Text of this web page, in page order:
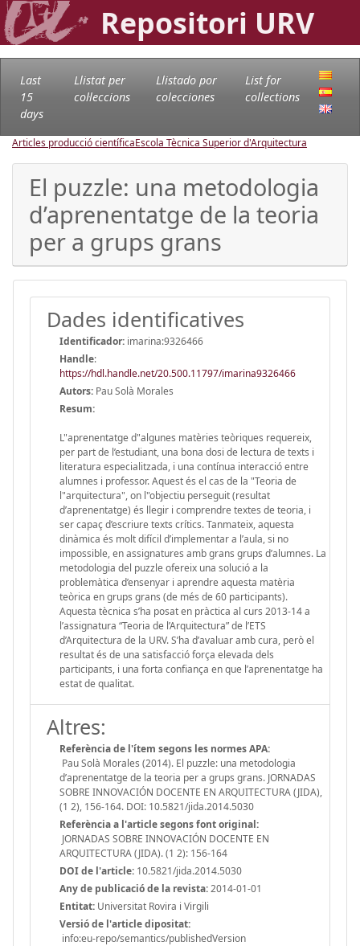
Repositori URV
Last
15
days
Llistat per
col·leccions
Llistado por
colecciones
List for
collections
Articles producció científicaEscola Tècnica Superior d'Arquitectura
El puzzle: una metodologia
d’aprenentatge de la teoria
per a grups grans
Dades identificatives
Identificador: imarina:9326466
Handle:
https://hdl.handle.net/20.500.11797/imarina9326466
Autors: Pau Solà Morales
Resum:
L"aprenentatge d"algunes matèries teòriques requereix,
per part de l’estudiant, una bona dosi de lectura de texts i
literatura especialitzada, i una contínua interacció entre
alumnes i professor. Aquest és el cas de la "Teoria de
l"arquitectura", on l"objectiu perseguit (resultat
d’aprenentatge) és llegir i comprendre textes de teoria, i
ser capaç d’escriure texts crítics. Tanmateix, aquesta
dinàmica és molt difícil d’implementar a l’aula, si no
impossible, en assignatures amb grans grups d’alumnes. La
metodologia del puzzle ofereix una solució a la
problemàtica d’ensenyar i aprendre aquesta matèria
teòrica en grups grans (de més de 60 participants).
Aquesta tècnica s’ha posat en pràctica al curs 2013-14 a
l’assignatura “Teoria de l’Arquitectura” de l’ETS
d’Arquitectura de la URV. S’ha d’avaluar amb cura, però el
resultat és de una satisfacció força elevada dels
participants, i una forta confiança en que l’aprenentatge ha
estat de qualitat.
Altres:
Referència de l'ítem segons les normes APA:
Pau Solà Morales (2014). El puzzle: una metodologia
d’aprenentatge de la teoria per a grups grans. JORNADAS
SOBRE INNOVACIÓN DOCENTE EN ARQUITECTURA (JIDA),
(1 2), 156-164. DOI: 10.5821/jida.2014.5030
Referència a l'article segons font original:
JORNADAS SOBRE INNOVACIÓN DOCENTE EN
ARQUITECTURA (JIDA). (1 2): 156-164
DOI de l'article: 10.5821/jida.2014.5030
Any de publicació de la revista:2014-01-01
Entitat: Universitat Rovira i Virgili
Versió de l'article dipositat:
info:eu-repo/semantics/publishedVersion